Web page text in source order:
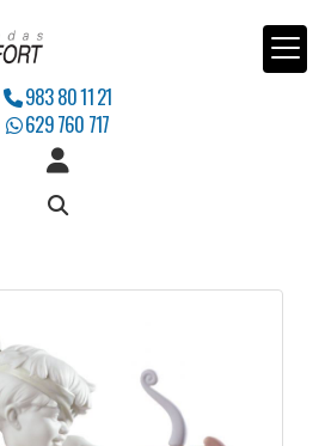
983 80 11 21
629 760 717